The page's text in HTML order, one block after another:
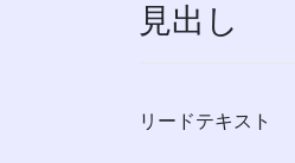
見出し
リードテキスト